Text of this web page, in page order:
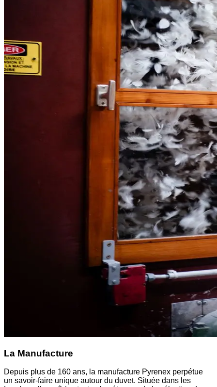
La Manufacture
Depuis plus de 160 ans, la manufacture Pyrenex perpétue
un savoir-faire unique autour du duvet. Située dans les